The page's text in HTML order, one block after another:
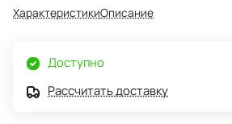
ХарактеристикиОписание
Доступно
Рассчитать доставку